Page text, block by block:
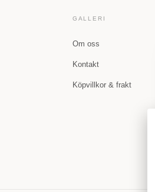
GALLERI
Om oss
Kontakt
Köpvillkor & frakt